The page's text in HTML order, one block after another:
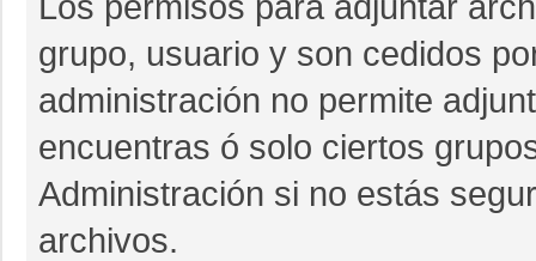
grupo, usuario y son cedidos
administración no permite
encuentras ó solo ciertos
Administración si no estás
archivos.